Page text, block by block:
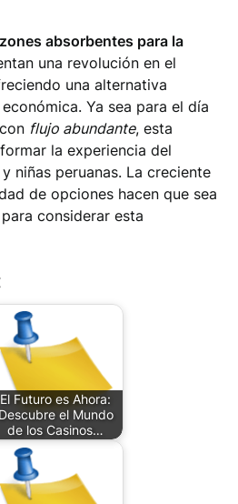
absorbentes para la
una revolución en el
una alternativa
Ya sea para el día
flujo abundante, esta
la experiencia del
niñas peruanas. La creciente
de opciones hacen que sea
considerar esta
El Futuro es Ahora:
Descubre el Mundo
de los Casinos…